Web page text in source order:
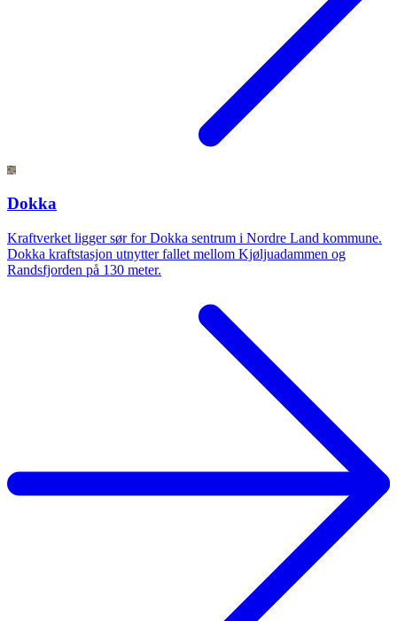
Dokka
Kraftverket ligger sør for Dokka sentrum i Nordre Land kommune.
Dokka kraftstasjon utnytter fallet mellom Kjøljuadammen og
Randsfjorden på 130 meter.